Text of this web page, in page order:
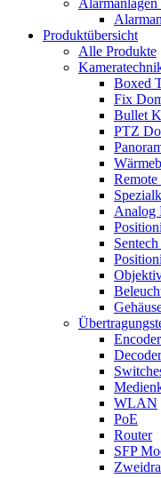
Produktübersicht
Alle Produkte
Boxed
Fix
Bullet
PTZ
Remote
Analog
Encoder
Decoder
WLAN
PoE
Router
SFP